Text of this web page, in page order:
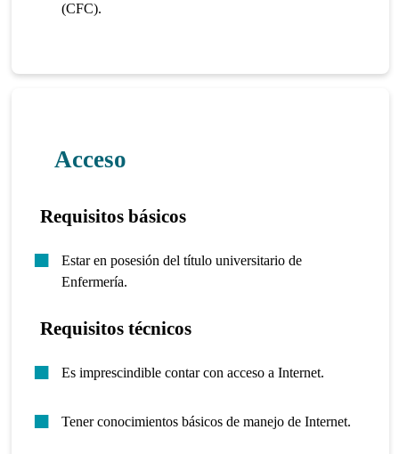
(CFC).
Acceso
Requisitos básicos
Estar en posesión del título universitario de
Enfermería.
Requisitos técnicos
Es imprescindible contar con acceso a Internet.
Tener conocimientos básicos de manejo de Internet.